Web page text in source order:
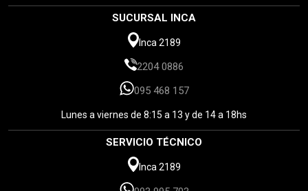
SUCURSAL INCA
Inca 2189
2204 0886
095 468 157
Lunes a viernes de 8:15 a 13 y de 14 a 18hs
SERVICIO TÉCNICO
Inca 2189